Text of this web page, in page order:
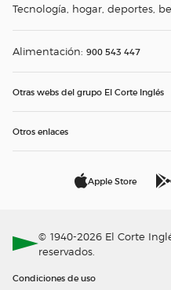
Tecnología, hogar, deportes,
Alimentación: 900 543 447
Otras webs del grupo El Corte Inglés
Otros enlaces
Apple Store
© 1940-2026 El Corte
reservados.
Condiciones de uso